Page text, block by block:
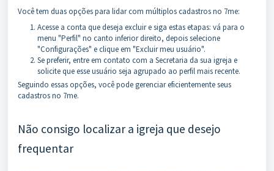
Você tem duas opções para lidar com múltiplos cadastros no 7me:
Acesse a conta que deseja excluir e siga estas etapas: vá para o
menu "Perfil" no canto inferior direito, depois selecione
"Configurações" e clique em "Excluir meu usuário".
Se preferir, entre em contato com a Secretaria da sua igreja e
solicite que esse usuário seja agrupado ao perfil mais recente.
Seguindo essas opções, você pode gerenciar eficientemente seus
cadastros no 7me.
Não consigo localizar a igreja que desejo
frequentar